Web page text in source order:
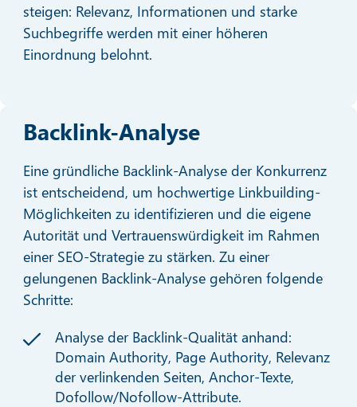
steigen: Relevanz, Informationen und starke
Suchbegriffe werden mit einer höheren
Einordnung belohnt.
Backlink-Analyse
Eine gründliche Backlink-Analyse der Konkurrenz
ist entscheidend, um hochwertige Linkbuilding-
Möglichkeiten zu identifizieren und die eigene
Autorität und Vertrauenswürdigkeit im Rahmen
einer SEO-Strategie zu stärken. Zu einer
gelungenen Backlink-Analyse gehören folgende
Schritte:
Analyse der Backlink-Qualität anhand:
Domain Authority, Page Authority, Relevanz
der verlinkenden Seiten, Anchor-Texte,
Dofollow/Nofollow-Attribute.